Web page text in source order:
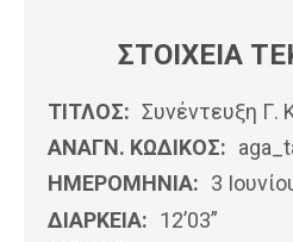
ΣΤΟΙΧΕΙΑ
ΤΙΤΛΟΣ: Συνέντευξη Γ.
ΑΝΑΓΝ. ΚΩΔΙΚΟΣ:
ΗΜΕΡΟΜΗΝΊΑ: 3
ΔΙΑΡΚΕΙΑ: 12’03”